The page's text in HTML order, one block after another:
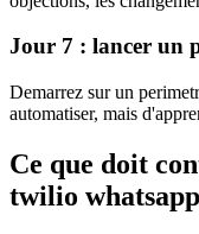
Jour 7 : lancer un
Demarrez sur un
automatiser, mais
Ce que doit
twilio